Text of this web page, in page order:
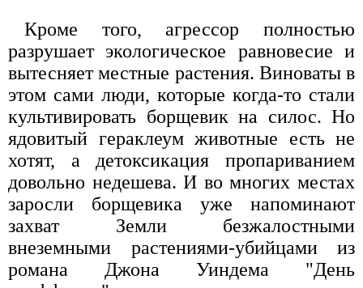
Кроме того, агрессор полностью
разрушает экологическое равновесие и
вытесняет местные растения. Виноваты в
этом сами люди, которые когда-то стали
культивировать борщевик на силос. Но
ядовитый гераклеум животные есть не
хотят, а детоксикация пропариванием
довольно недешева. И во многих местах
заросли борщевика уже напоминают
захват Земли безжалостными
внеземными растениями-убийцами из
романа Джона Уиндема "День